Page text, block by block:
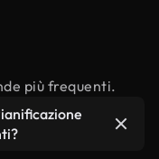
più frequenti.